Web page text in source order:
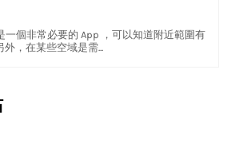
一個非常必要的 App ，可以知道附近範圍有
外，在某些空域是需...